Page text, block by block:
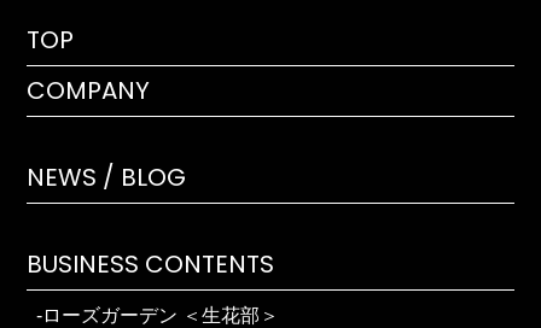
TOP
COMPANY
NEWS / BLOG
BUSINESS CONTENTS
ローズガーデン ＜生花部＞